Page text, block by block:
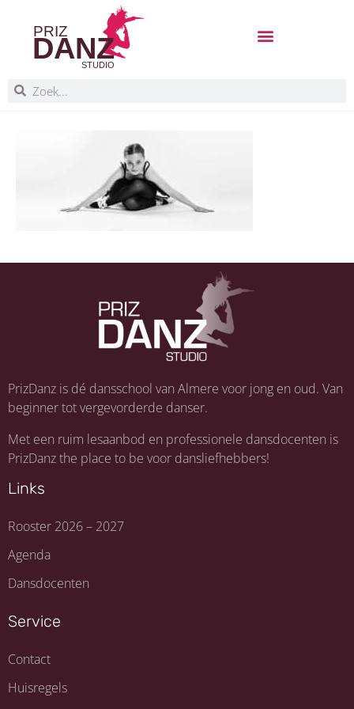
PrizDanz is dé dansschool van Almere voor jong en oud. Van
beginner tot vergevorderde danser.
Met een ruim lesaanbod en professionele dansdocenten is
PrizDanz the place to be voor dansliefhebbers!
Links
Rooster 2026 – 2027
Agenda
Dansdocenten
Service
Contact
Huisregels